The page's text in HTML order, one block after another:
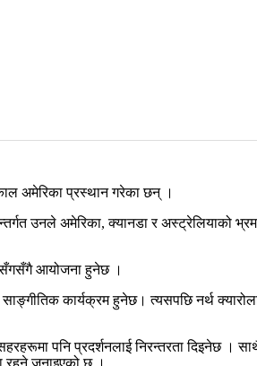
अमेरिका प्रस्थान गरेका छन् ।
उनले अमेरिका, क्यानडा र अस्ट्रेलियाको
सँगसँगै आयोजना हुनेछ ।
कार्यक्रम हुनेछ। त्यसपछि नर्थ
पनि प्रदर्शनलाई निरन्तरता दिइनेछ ।
रहने जनाइएको छ ।